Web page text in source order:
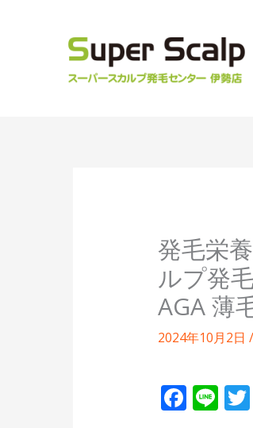
発毛栄
ルプ発
AGA 薄
2024年10月2日 /
F Li